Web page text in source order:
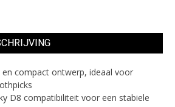
compact ontwerp, ideaal voor
D8 compatibiliteit voor een stabiele